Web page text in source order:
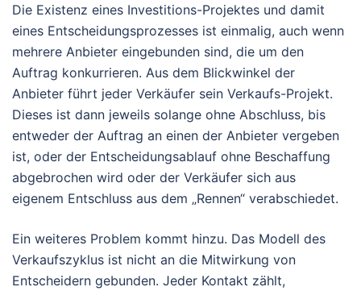
Die Existenz eines Investitions-Projektes und damit
eines Entscheidungsprozesses ist einmalig, auch wenn
mehrere Anbieter eingebunden sind, die um den
Auftrag konkurrieren. Aus dem Blickwinkel der
Anbieter führt jeder Verkäufer sein Verkaufs-Projekt.
Dieses ist dann jeweils solange ohne Abschluss, bis
entweder der Auftrag an einen der Anbieter vergeben
ist, oder der Entscheidungsablauf ohne Beschaffung
abgebrochen wird oder der Verkäufer sich aus
eigenem Entschluss aus dem „Rennen“ verabschiedet.
Ein weiteres Problem kommt hinzu. Das Modell des
Verkaufszyklus ist nicht an die Mitwirkung von
Entscheidern gebunden. Jeder Kontakt zählt,